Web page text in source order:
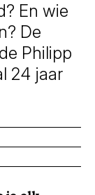
En wie
De
Philipp
24 jaar